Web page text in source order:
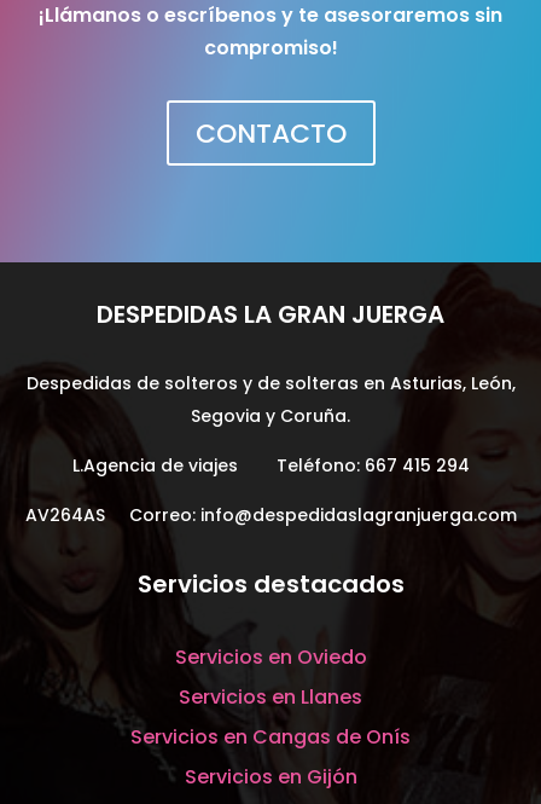
¡Llámanos o escríbenos y te asesoraremos sin
compromiso!
CONTACTO
DESPEDIDAS LA GRAN JUERGA
Despedidas de solteros y de solteras en Asturias, León,
Segovia y Coruña.
L.Agencia de viajes Teléfono: 667 415 294
AV264AS Correo: info@despedidaslagranjuerga.com
Servicios destacados
Servicios en Oviedo
Servicios en Llanes
Servicios en Cangas de Onís
Servicios en Gijón